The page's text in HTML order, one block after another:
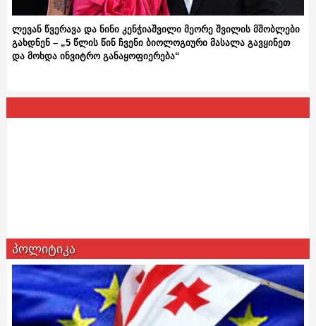
ლევან წვერავა და ნინი კენჭიაშვილი მეორე შვილის მშობლები
გახდნენ – „5 წლის წინ ჩვენი ბიოლოგიური მასალა გავყინეთ
და მოხდა ინვიტრო განაყოფიერება“
პოლიტიკა